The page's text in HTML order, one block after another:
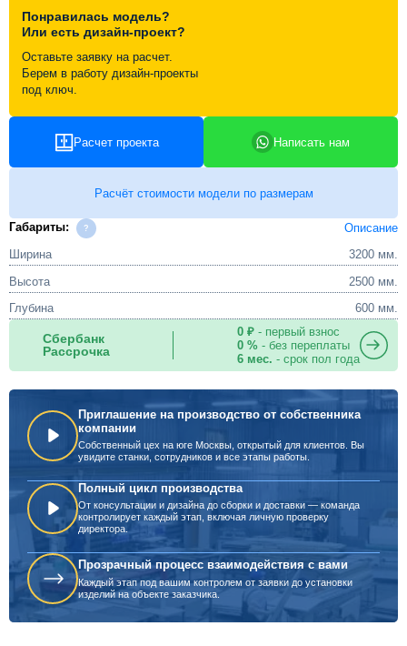
Портфолио
Видеоотзывы
Статьи
Понравилась модель?
Или есть дизайн-проект?
Оставьте заявку на расчет.
Берем в работу дизайн-проекты
под ключ.
Расчет проекта Написать нам
Расчёт стоимости модели по размерам
Габариты:
Описание
Ширина
3200 мм.
Высота
2500 мм.
Глубина
600 мм.
Сбербанк
Рассрочка
0 ₽- первый взнос
0 %- без переплаты
6 мес. - срок пол года
Приглашение на производство от собственника
компании
Собственный цех на юге Москвы, открытый для клиентов. Вы
увидите станки, сотрудников и все этапы работы.
Полный цикл производства
От консультации и дизайна до сборки и доставки — команда
контролирует каждый этап, включая личную проверку
директора.
Прозрачный процесс взаимодействия с вами
Каждый этап под вашим контролем от заявки до установки
изделий на объекте заказчика.